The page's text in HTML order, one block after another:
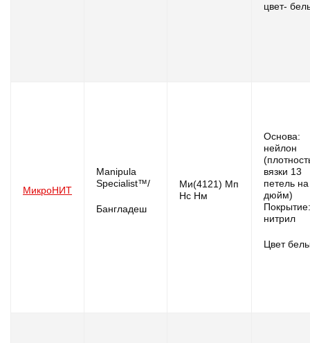
цвет-
МикроНИТ
Manipula
Specialist™/
Бангладеш
Ми(4121) Мп
Нс Нм
Основа:
нейлон
вязки 13
петель на
дюйм)
Покрытие:
нитрил
Цвет